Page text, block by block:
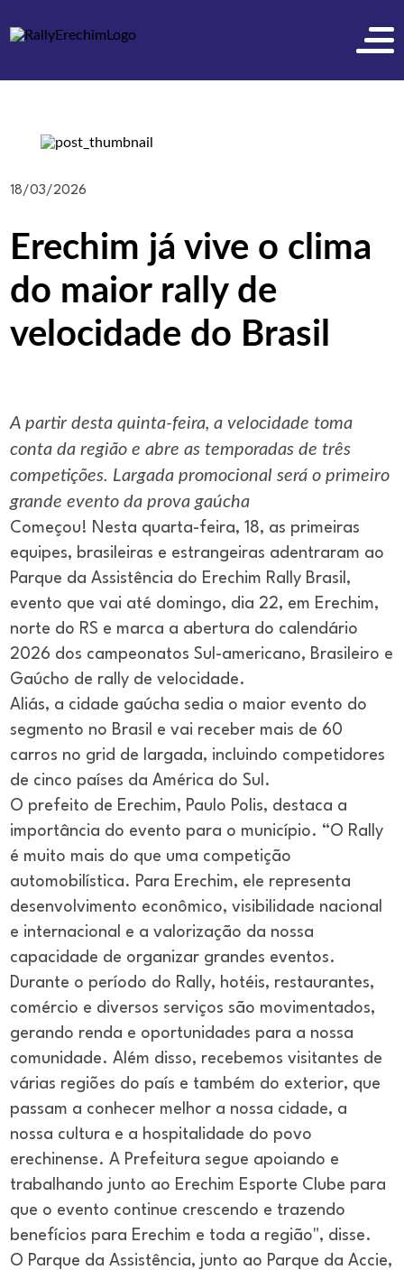
18/03/2026
Erechim já vive o clima
do maior rally de
velocidade do Brasil
A partir desta quinta-feira, a velocidade toma
conta da região e abre as temporadas de três
competições. Largada promocional será o primeiro
grande evento da prova gaúcha
Começou! Nesta quarta-feira, 18, as primeiras
equipes, brasileiras e estrangeiras adentraram ao
Parque da Assistência do Erechim Rally Brasil,
evento que vai até domingo, dia 22, em Erechim,
norte do RS e marca a abertura do calendário
2026 dos campeonatos Sul-americano, Brasileiro e
Gaúcho de rally de velocidade.
Aliás, a cidade gaúcha sedia o maior evento do
segmento no Brasil e vai receber mais de 60
carros no grid de largada, incluindo competidores
de cinco países da América do Sul.
O prefeito de Erechim, Paulo Polis, destaca a
importância do evento para o município. “O Rally
é muito mais do que uma competição
automobilística. Para Erechim, ele representa
desenvolvimento econômico, visibilidade nacional
e internacional e a valorização da nossa
capacidade de organizar grandes eventos.
Durante o período do Rally, hotéis, restaurantes,
comércio e diversos serviços são movimentados,
gerando renda e oportunidades para a nossa
comunidade. Além disso, recebemos visitantes de
várias regiões do país e também do exterior, que
passam a conhecer melhor a nossa cidade, a
nossa cultura e a hospitalidade do povo
erechinense. A Prefeitura segue apoiando e
trabalhando junto ao Erechim Esporte Clube para
que o evento continue crescendo e trazendo
benefícios para Erechim e toda a região", disse.
O Parque da Assistência, junto ao Parque da Accie,